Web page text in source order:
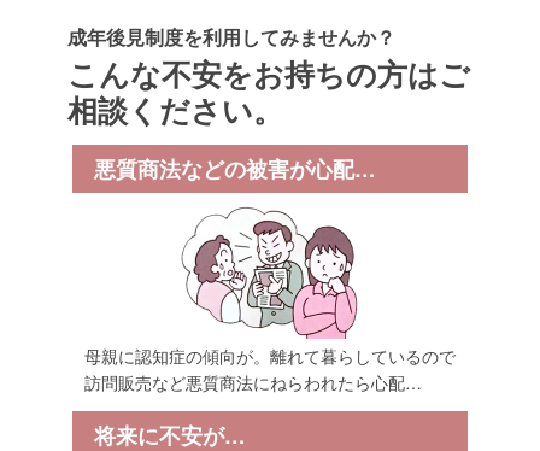
成年後見制度を利用してみませんか？
こんな不安をお持ちの方はご
相談ください。
悪質商法などの被害が心配…
母親に認知症の傾向が。離れて暮らしているので
訪問販売など悪質商法にねらわれたら心配…
将来に不安が…